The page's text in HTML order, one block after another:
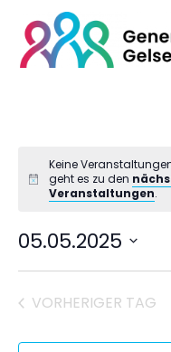
Keine
geht es zu den
Veranstaltungen.
05.05.2025
wählen.
VORHERIGER TAG